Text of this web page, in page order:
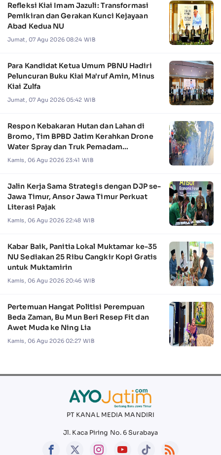
Refleksi Kiai Imam Jazuli: Transformasi
Pemikiran dan Gerakan Kunci Kejayaan
Abad Kedua NU
Jumat, 07 Agu 2026 08:24 WIB
Para Kandidat Ketua Umum PBNU Hadiri
Peluncuran Buku Kiai Ma'ruf Amin, Minus
Kiai Zulfa
Jumat, 07 Agu 2026 05:42 WIB
Respon Kebakaran Hutan dan Lahan di
Bromo, Tim BPBD Jatim Kerahkan Drone
Water Spray dan Truk Pemadam
Kebakaran
Kamis, 06 Agu 2026 23:41 WIB
Jalin Kerja Sama Strategis dengan DJP se-
Jawa Timur, Ansor Jawa Timur Perkuat
Literasi Pajak
Kamis, 06 Agu 2026 22:48 WIB
Kabar Baik, Panitia Lokal Muktamar ke-35
NU Sediakan 25 Ribu Cangkir Kopi Gratis
untuk Muktamirin
Kamis, 06 Agu 2026 20:46 WIB
Pertemuan Hangat Politisi Perempuan
Beda Zaman, Bu Mun Beri Resep Fit dan
Awet Muda ke Ning Lia
Kamis, 06 Agu 2026 02:27 WIB
PT KANAL MEDIA MANDIRI
Jl. Kaca Piring No. 6 Surabaya